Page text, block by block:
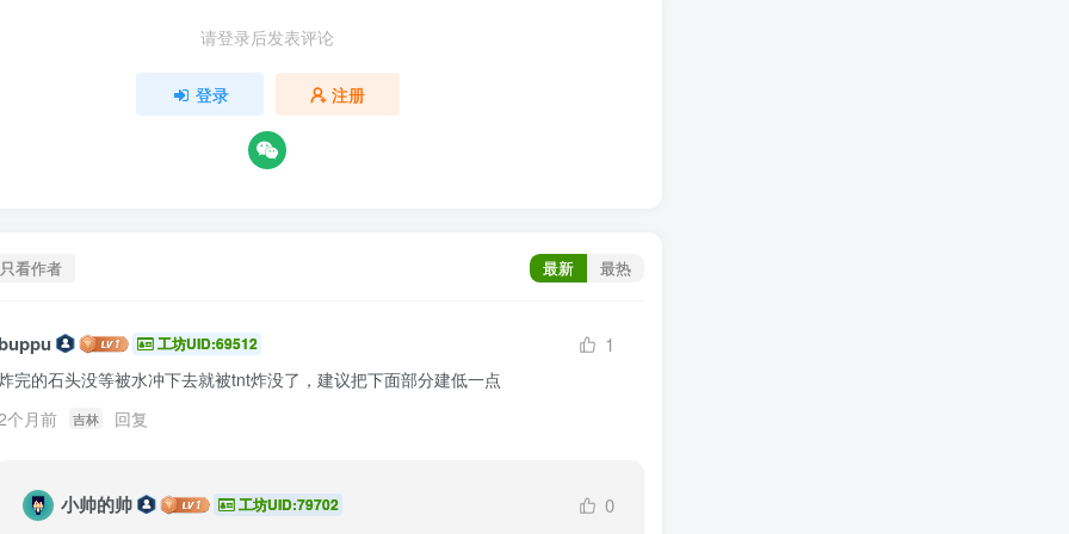
请登录后发表评论
登录 注册
只看作者 最新 最热
工坊UID:69512 1
完的石头没等被水冲下去就被tnt炸没了，建议把下面部分建低一点
个月前
吉林 回复
小帅的帅 工坊UID:79702 0